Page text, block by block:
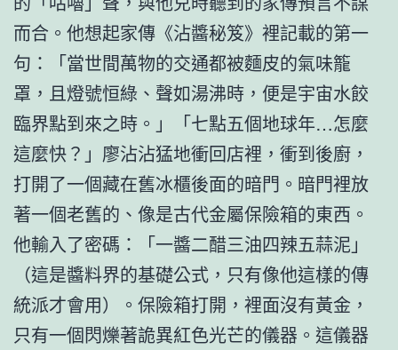
而合。他想起家傳《沾醬秘笈》裡記載的第一
句：「當世間萬物的交通都被麵皮的氣味籠
罩，且燈號恒綠、聲如湯沸時，便是宇宙水餃
臨界點到來之時。」「七點五個地球年…怎麼
這麼快？」廖沾沾猛地衝回店裡，衝到後廚，
打開了一個藏在舊冰櫃後面的暗門。暗門裡放
著一個老舊的、像是古代金屬保險箱的東西。
他輸入了密碼：「一醬二醋三油四辣五蒜泥」
（這是醬料界的基礎公式，只有像他這樣的傳
統派才會用）。保險箱打開，裡面沒有黃金，
只有一個閃爍著詭異紅色光芒的儀器。這儀器